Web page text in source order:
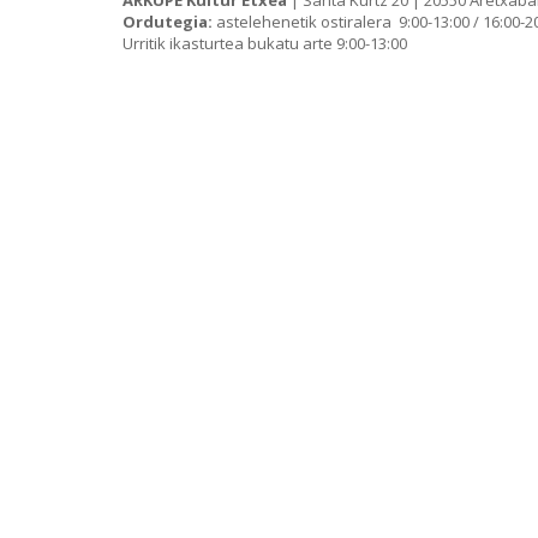
Ordutegia: astelehenetik ostiralera 9:00-13:00 / 16:00-
Urritik ikasturtea bukatu arte 9:00-13:00